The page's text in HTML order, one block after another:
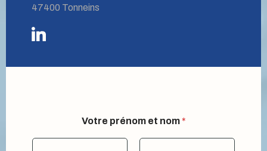
47400 Tonneins
Votre prénom et nom *